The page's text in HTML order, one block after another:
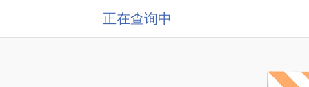
正在查询中